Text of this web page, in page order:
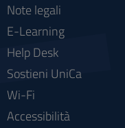
Note legali
E-Learning
Help Desk
Sostieni UniCa
Wi-Fi
Accessibilità